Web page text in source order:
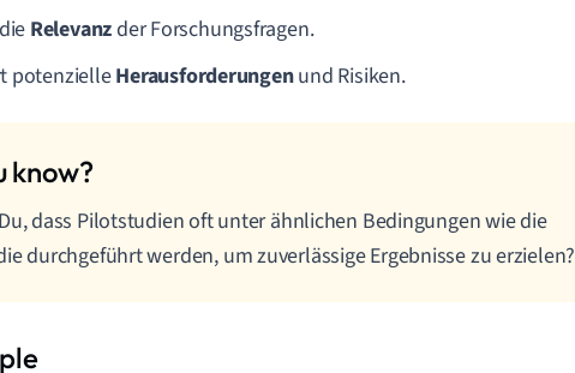
Relevanzder Forschungsfragen.
potenzielleHerausforderungenund Risiken.
dass Pilotstudien oft unter ähnlichen Bedingungen wie die
durchgeführt werden, um zuverlässige Ergebnisse zu erzielen?